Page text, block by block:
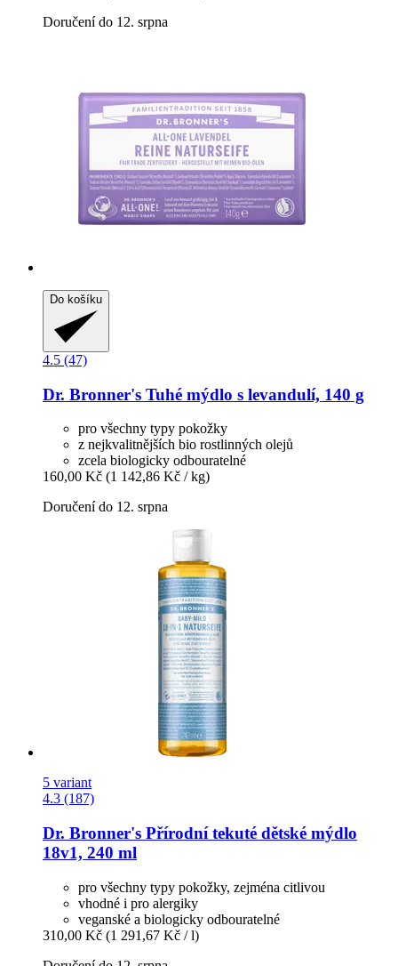
Doručení do 12. srpna
Do košíku
4.5 (47)
Dr. Bronner's Tuhé mýdlo s levandulí, 140 g
pro všechny typy pokožky
z nejkvalitnějších bio rostlinných olejů
zcela biologicky odbouratelné
160,00 Kč (1 142,86 Kč / kg)
Doručení do 12. srpna
5 variant
4.3 (187)
Dr. Bronner's Přírodní tekuté dětské mýdlo
18v1, 240 ml
pro všechny typy pokožky, zejména citlivou
vhodné i pro alergiky
veganské a biologicky odbouratelné
310,00 Kč (1 291,67 Kč / l)